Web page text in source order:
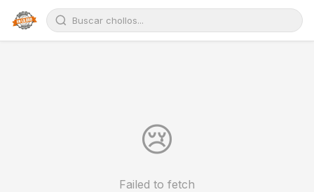
😢
Failed to fetch